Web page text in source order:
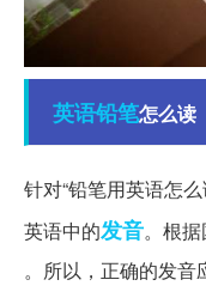
英语铅笔怎么读
针对“铅笔用英语怎
英语中的发音。根
。所以，正确的发音